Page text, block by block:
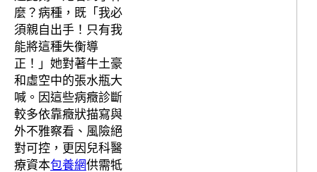
麼？病種，既「我必
須親自出手！只有我
能將這種失衡導
正！」她對著牛土豪
和虛空中的張水瓶大
喊。因這些病癥診斷
較多依靠癥狀描寫與
外不雅察看、風險絕
對可控，更因兒科醫
療資本包養網供需牴